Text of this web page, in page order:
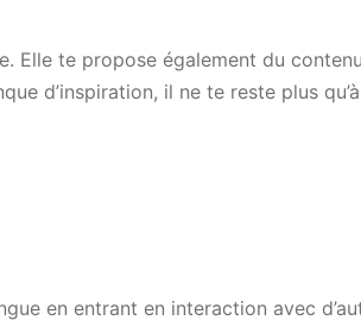
Elle te propose également du
d’inspiration, il ne te reste plus
en entrant en interaction avec